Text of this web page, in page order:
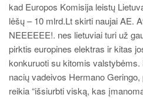
kad Europos Komisija leistų
lėšų – 10 mlrd.Lt skirti naujai AE.
NEEEEEE!. nes lietuviai turi už
pirktis europines elektras ir kitas
konkuruoti su kitomis
nacių vadeivos Hermano
reikia “išsiurbti viską, kas